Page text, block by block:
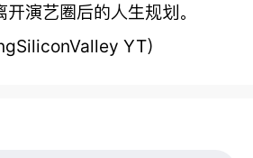
演艺圈后的人生规划。
YT）